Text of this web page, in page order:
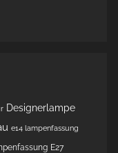
Designerlampe
e14 lampenfassung
E27